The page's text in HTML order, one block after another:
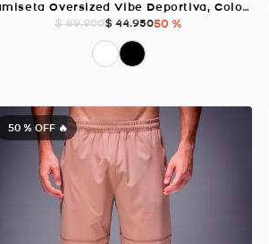
Camiseta Oversized Vibe Deportiva, Color Blanco Para Hombre
$ 89.900$ 44.95050 %
50 % OFF 🔥